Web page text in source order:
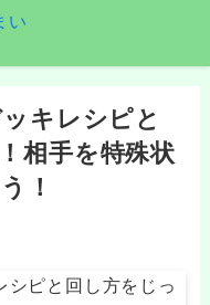
キレシピと
相手を特殊状
！